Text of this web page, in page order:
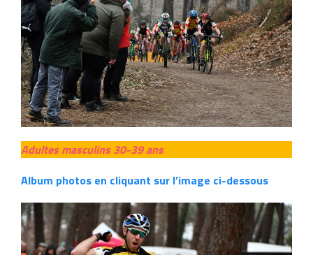
Adultes masculins 30-39 ans
Album photos en cliquant sur l’image ci-dessous